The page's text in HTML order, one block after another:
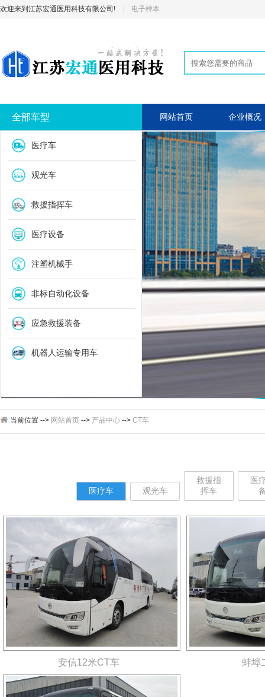
欢迎来到江苏宏通医用科技有限公司! 电子样本
全部车型
医疗车
观光车
救援指挥车
医疗设备
注塑机械手
非标自动化设备
应急救援装备
机器人运输专用车
网站首页 企业概况
当前位置 --> 网站首页 --> 产品中心 --> CT车
医疗车 观光车
救援指
挥车
医
安信12米CT车 蚌埠